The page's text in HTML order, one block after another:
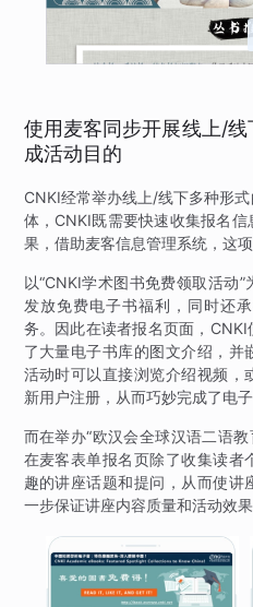
使用麦客同步开展线上/
成活动目的
CNKI经常举办线上/线下多种形
体，CNKI既需要快速收集报名
果，借助麦客信息管理系统，这
以“CNKI学术图书免费领取活动
发放免费电子书福利，同时还
务。因此在读者报名页面，
了大量电子书库的图文介绍，并
活动时可以直接浏览介绍视频，
新用户注册，从而巧妙完成了电
而在举办“欧汉会全球汉语二语
在麦客表单报名页除了收集读者
趣的讲座话题和提问，从而使讲
一步保证讲座内容质量和活动效果